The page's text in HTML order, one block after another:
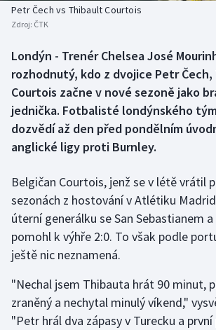
Biatlon
Box
Curling
Dostihy
Florbal
Futsal
Golf
Gymnastika
Házená
Aplikace ČT sport
Petr Čech vs Thibault Courtois
Zdroj: ČTK
Londýn - Trenér Chelsea José
rozhodnutý, kdo z dvojice Petr
Courtois začne v nové sezoně jako
jednička. Fotbalisté londýnského
dozvědí až den před pondělním
anglické ligy proti Burnley.
Belgičan Courtois, jenž se v létě vrátil
sezonách z hostování v Atlétiku
úterní generálku se San Sebastianem
pomohl k výhře 2:0. To však podle
ještě nic neznamená.
"Nechal jsem Thibauta hrát 90 minut,
zraněný a nechytal minulý víkend,"
"Petr hrál dva zápasy v Turecku a